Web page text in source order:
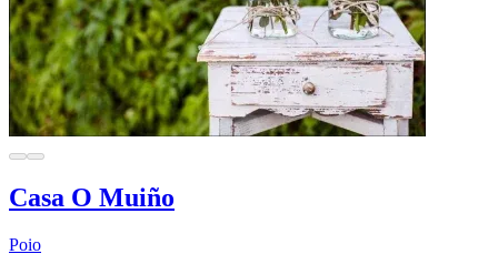
Casa O Muiño
Poio